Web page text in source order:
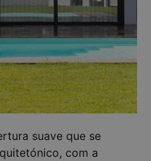
suave que se
com a